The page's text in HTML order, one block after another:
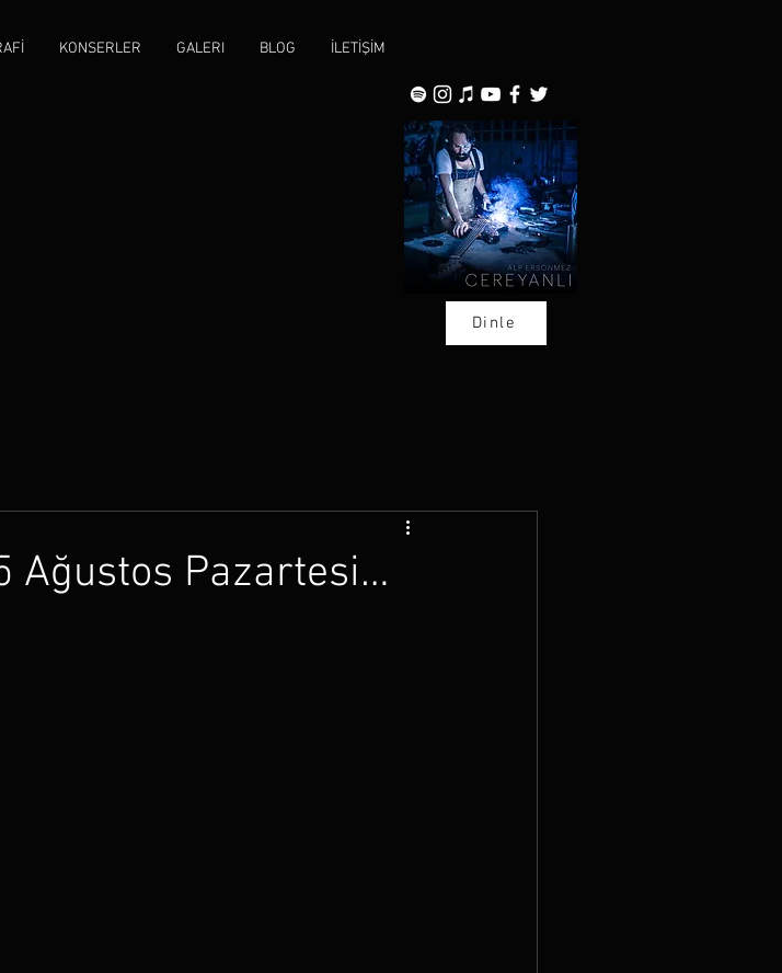
Ağustos Pazartesi…
KONSERLER GALERI BLOG İLETİŞİM
Dinle